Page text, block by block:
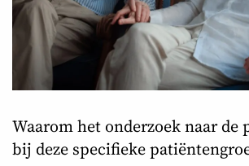
Waarom het onderzoek naar de
bij deze specifieke